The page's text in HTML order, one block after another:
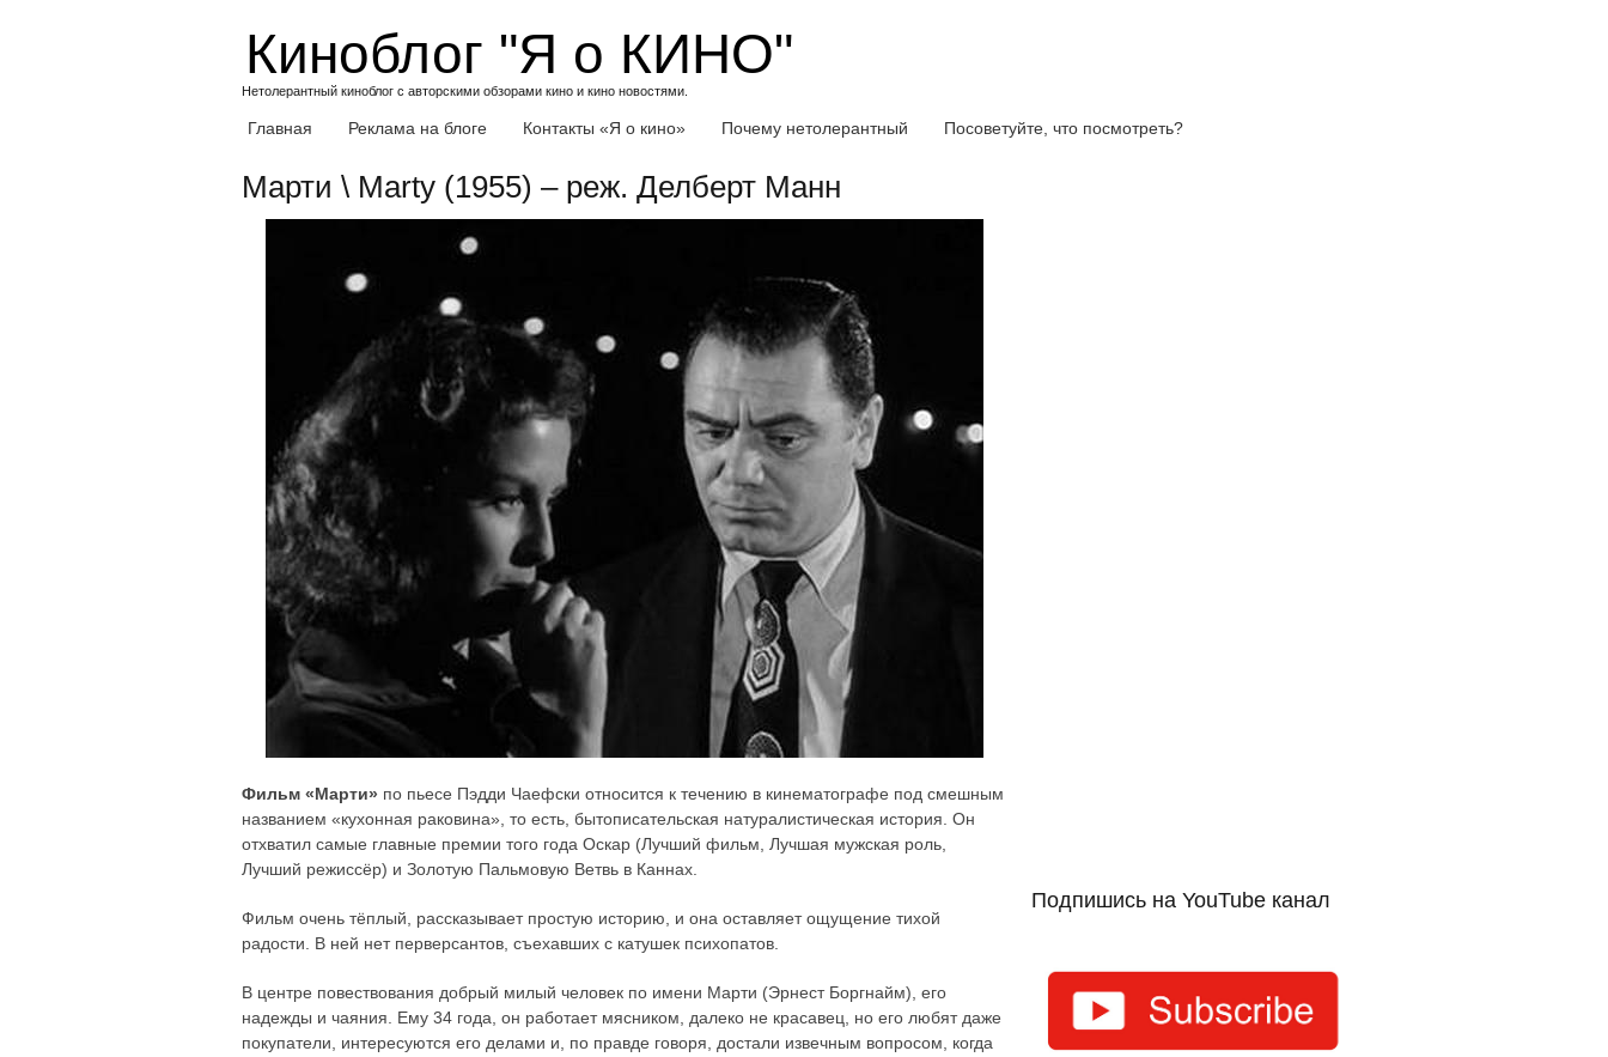
Киноблог "Я о КИНО"
Нетолерантный киноблог с авторскими обзорами кино и кино новостями.
Главная Реклама на блоге Контакты «Я о кино» Почему нетолерантный Посоветуйте, что посмотреть?
Марти \ Marty (1955) – реж. Делберт Манн
Фильм «Марти» по пьесе Пэдди Чаефски относится к течению в кинематографе под смешным
названием «кухонная раковина», то есть, бытописательская натуралистическая история. Он
отхватил самые главные премии того года Оскар (Лучший фильм, Лучшая мужская роль,
Лучший режиссёр) и Золотую Пальмовую Ветвь в Каннах.
Фильм очень тёплый, рассказывает простую историю, и она оставляет ощущение тихой
радости. В ней нет перверсантов, съехавших с катушек психопатов.
В центре повествования добрый милый человек по имени Марти (Эрнест Боргнайм), его
надежды и чаяния. Ему 34 года, он работает мясником, далеко не красавец, но его любят даже
покупатели, интересуются его делами и, по правде говоря, достали извечным вопросом, когда
Подпишись на YouTube канал